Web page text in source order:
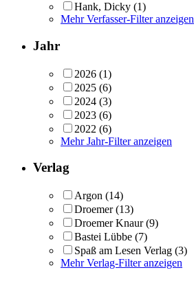
Hank, Dicky (1)
Mehr Verfasser-Filter anzeigen
Jahr
2026 (1)
2025 (6)
2024 (3)
2023 (6)
2022 (6)
Mehr Jahr-Filter anzeigen
Verlag
Argon (14)
Droemer (13)
Droemer Knaur (9)
Bastei Lübbe (7)
Spaß am Lesen Verlag (3)
Mehr Verlag-Filter anzeigen